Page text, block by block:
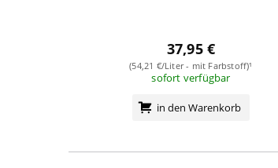
37,95 €
(54,21 €/Liter - mit Farbstoff)¹
sofort verfügbar
in den Warenkorb